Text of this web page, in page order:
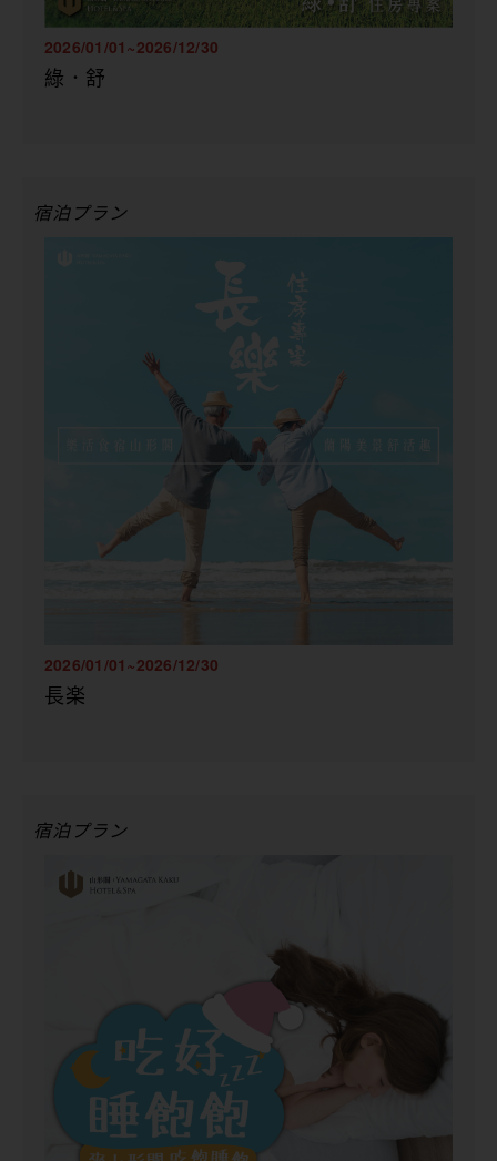
2026/01/01~2026/12/30
綠．舒
宿泊プラン
2026/01/01~2026/12/30
長楽
宿泊プラン